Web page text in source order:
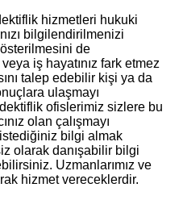
hizmetleri hukuki
bilgilendirilmenizi
de
iş hayatınız fark etmez
talep edebilir kişi ya da
ulaşmayı
ofislerimiz sizlere bu
olan çalışmayı
bilgi almak
olarak danışabilir bilgi
Uzmanlarımız ve
hizmet vereceklerdir.